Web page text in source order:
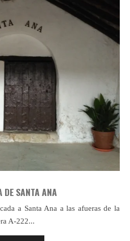
DE SANTA ANA
a Santa Ana a las afueras de la
A-222...